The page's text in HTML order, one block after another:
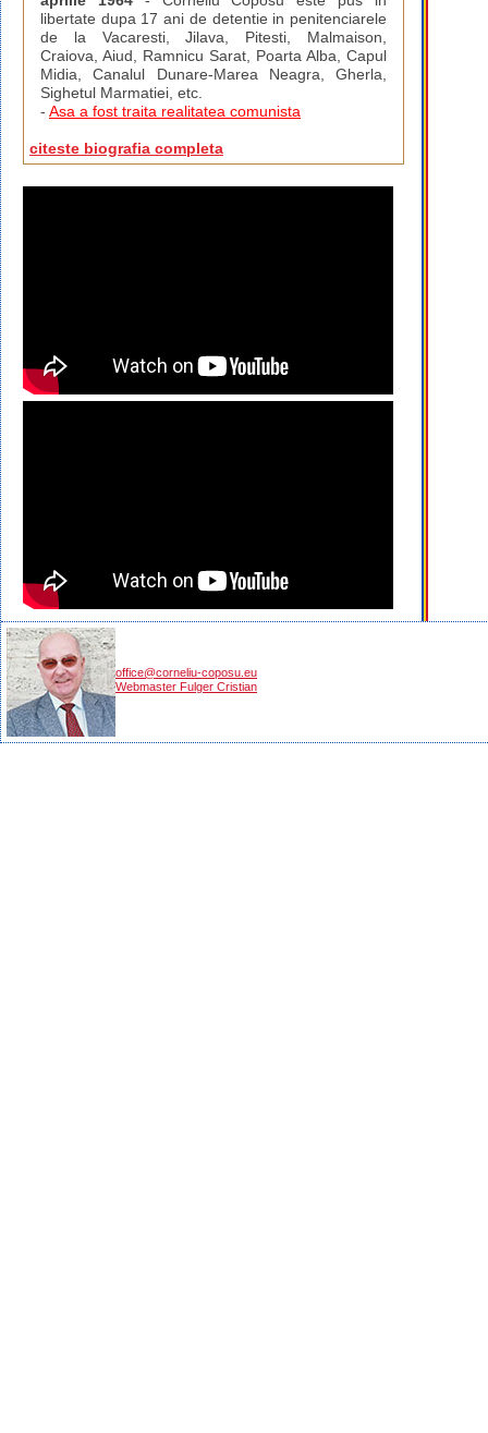
libertate dupa 17 ani de detentie in penitenciarele
de la Vacaresti, Jilava, Pitesti, Malmaison,
Craiova, Aiud, Ramnicu Sarat, Poarta Alba, Capul
Midia, Canalul Dunare-Marea Neagra, Gherla,
Sighetul Marmatiei, etc.
- Asa a fost traita realitatea comunista
citeste biografia completa
office@corneliu-coposu.eu
Webmaster Fulger Cristian